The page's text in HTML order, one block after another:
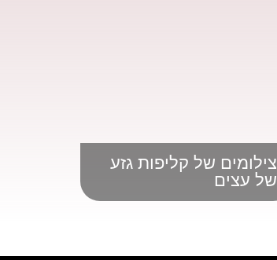
צילומים של קליפות גזע
של עצים